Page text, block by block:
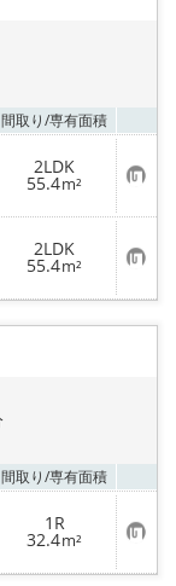
間取り/専有面積
2LDK
55.4m² お
気
に
入
り
登
録
2LDK
55.4m² お
気
に
り
間取り/専有面積
1R
32.4m² お
気
に